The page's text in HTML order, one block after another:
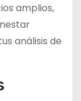
amplios,
análisis de